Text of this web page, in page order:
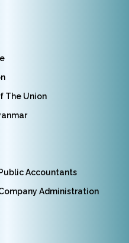
The Union
Accountants
Administration